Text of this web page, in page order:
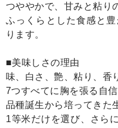
つややかで、甘みと粘り
ふっくらとした食感と
ります。
■美味しさの理由
味、白さ、艶、粘り、香
7つすべてに胸を張る自信
品種誕生から培ってきた
1等米だけを選び、さら